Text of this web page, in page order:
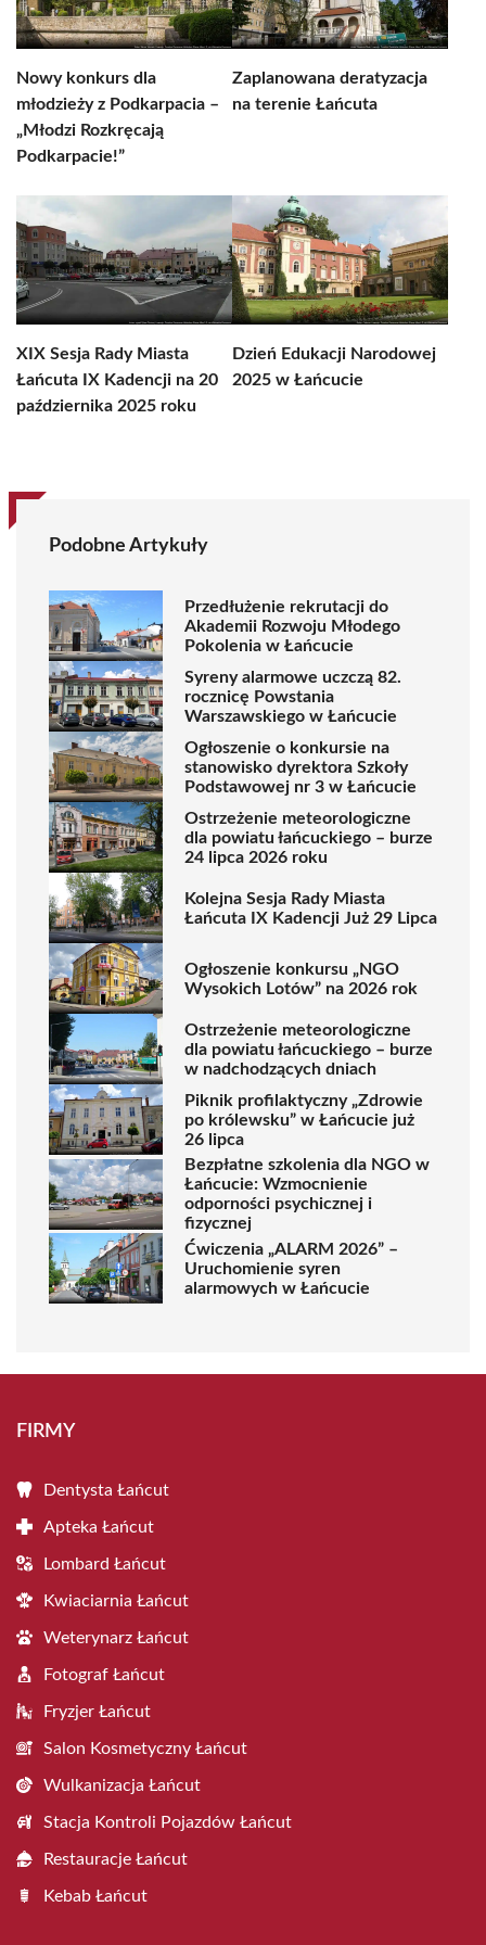
Nowy konkurs dla
młodzieży z Podkarpacia –
„Młodzi Rozkręcają
Podkarpacie!”
Zaplanowana deratyzacja
na terenie Łańcuta
XIX Sesja Rady Miasta
Łańcuta IX Kadencji na 20
października 2025 roku
Dzień Edukacji Narodowej
2025 w Łańcucie
Podobne Artykuły
Przedłużenie rekrutacji do
Akademii Rozwoju Młodego
Pokolenia w Łańcucie
Syreny alarmowe uczczą 82.
rocznicę Powstania
Warszawskiego w Łańcucie
Ogłoszenie o konkursie na
stanowisko dyrektora Szkoły
Podstawowej nr 3 w Łańcucie
Ostrzeżenie meteorologiczne
dla powiatu łańcuckiego – burze
24 lipca 2026 roku
Kolejna Sesja Rady Miasta
Łańcuta IX Kadencji Już 29 Lipca
Ogłoszenie konkursu „NGO
Wysokich Lotów” na 2026 rok
Ostrzeżenie meteorologiczne
dla powiatu łańcuckiego – burze
w nadchodzących dniach
Piknik profilaktyczny „Zdrowie
po królewsku” w Łańcucie już
26 lipca
Bezpłatne szkolenia dla NGO w
Łańcucie: Wzmocnienie
odporności psychicznej i
fizycznej
Ćwiczenia „ALARM 2026” –
Uruchomienie syren
alarmowych w Łańcucie
FIRMY
Dentysta Łańcut
Apteka Łańcut
Lombard Łańcut
Kwiaciarnia Łańcut
Weterynarz Łańcut
Fotograf Łańcut
Fryzjer Łańcut
Salon Kosmetyczny Łańcut
Wulkanizacja Łańcut
Stacja Kontroli Pojazdów Łańcut
Restauracje Łańcut
Kebab Łańcut